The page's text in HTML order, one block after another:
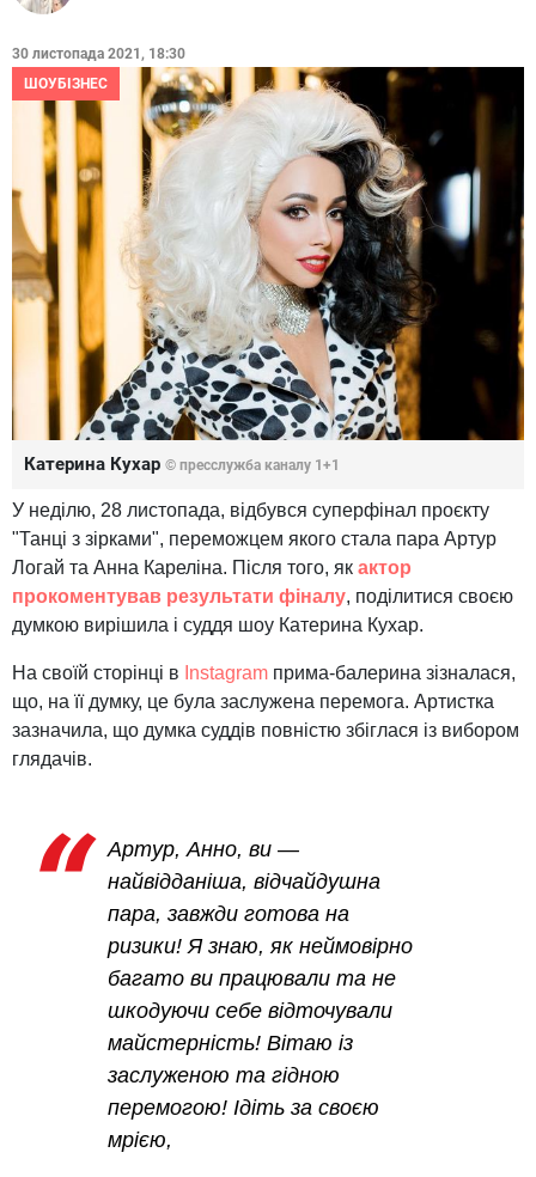
30 листопада 2021, 18:30
ШОУБІЗНЕС
Катерина Кухар © пресслужба каналу 1+1
У неділю, 28 листопада, відбувся суперфінал проєкту
"Танці з зірками", переможцем якого стала пара Артур
Логай та Анна Кареліна. Після того, як актор
прокоментував результати фіналу, поділитися своєю
думкою вирішила і суддя шоу Катерина Кухар.
На своїй сторінці в Instagram прима-балерина зізналася,
що, на її думку, це була заслужена перемога. Артистка
зазначила, що думка суддів повністю збіглася із вибором
глядачів.
Артур, Анно, ви —
найвідданіша, відчайдушна
пара, завжди готова на
ризики! Я знаю, як неймовірно
багато ви працювали та не
шкодуючи себе відточували
майстерність! Вітаю із
заслуженою та гідною
перемогою! Ідіть за своєю
мрією,